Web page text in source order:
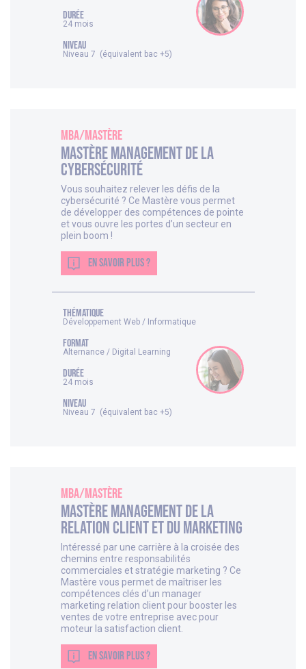
DURÉE
24 mois
NIVEAU
Niveau 7 (équivalent bac +5)
MBA/Mastère
Mastère Management de la
Cybersécurité
Vous souhaitez relever les défis de la
cybersécurité ? Ce Mastère vous permet
de développer des compétences de pointe
et vous ouvre les portes d’un secteur en
plein boom !
EN SAVOIR PLUS ?
thématique
Développement Web / Informatique
FORMAT
Alternance / Digital Learning
DURÉE
24 mois
NIVEAU
Niveau 7 (équivalent bac +5)
MBA/Mastère
Mastère Management de la
relation client et du marketing
Intéressé par une carrière à la croisée des
chemins entre responsabilités
commerciales et stratégie marketing ? Ce
Mastère vous permet de maîtriser les
compétences clés d’un manager
marketing relation client pour booster les
ventes de votre entreprise avec pour
moteur la satisfaction client.
EN SAVOIR PLUS ?